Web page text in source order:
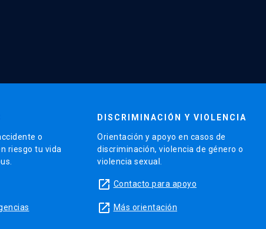
o
riesgo tu vida
DISCRIMINACIÓN Y VIOLENCIA
Orientación y apoyo en casos de
discriminación, violencia de género o
violencia sexual.
launch Contacto para apoyo
launch Más orientación